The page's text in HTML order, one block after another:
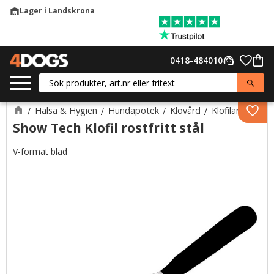
warehouseLager i Landskrona
support_agent
0418-484010
Hälsa & Hygien Hundapotek Klovård Klofilar
Show Tech Klofil rostfritt stål
V-format blad